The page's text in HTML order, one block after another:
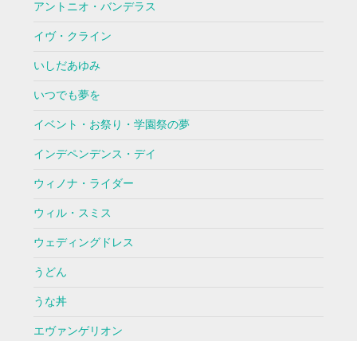
アントニオ・バンデラス
イヴ・クライン
いしだあゆみ
いつでも夢を
イベント・お祭り・学園祭の夢
インデペンデンス・デイ
ウィノナ・ライダー
ウィル・スミス
ウェディングドレス
うどん
うな丼
エヴァンゲリオン